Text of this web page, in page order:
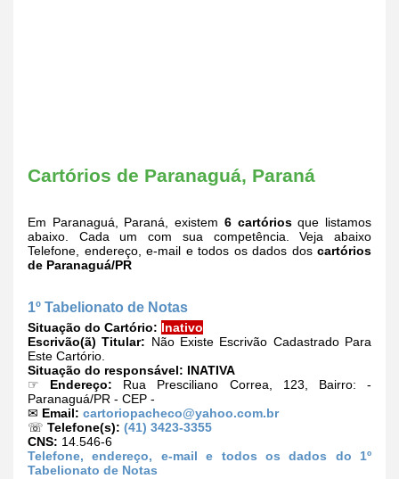
Cartórios de Paranaguá, Paraná
Em Paranaguá, Paraná, existem 6 cartóriosque listamos
abaixo. Cada um com sua competência. Veja abaixo
Telefone, endereço, e-mail e todos os dados dos cartórios
de Paranaguá/PR
1º Tabelionato de Notas
Situação do Cartório: Inativo
Escrivão(ã) Titular: Não Existe Escrivão Cadastrado Para
Este Cartório.
Situação do responsável: INATIVA
☞ Endereço: Rua Presciliano Correa, 123, Bairro: -
Paranaguá/PR - CEP -
✉ Email: cartoriopacheco@yahoo.com.br
☏ Telefone(s): (41) 3423-3355
CNS: 14.546-6
Telefone, endereço, e-mail e todos os dados do 1º
Tabelionato de Notas